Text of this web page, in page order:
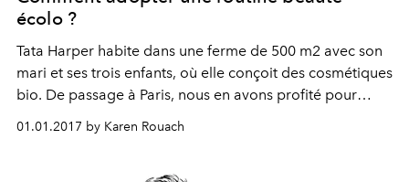
écolo ?
Tata Harper habite dans une ferme de 500 m2 avec son
mari et ses trois enfants, où elle conçoit des cosmétiques
bio. De passage à Paris, nous en avons profité pour
parler beauté écolo.
01.01.2017 by Karen Rouach